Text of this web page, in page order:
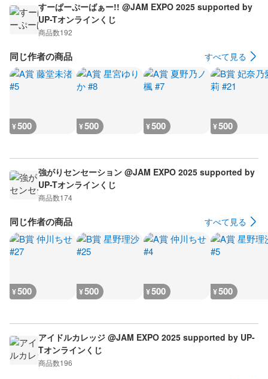
すーぱーぷーばぁー!! @JAM EXPO 2025 supported by
UP-Tオンラインくじ
商品数192
同じ作者の商品 すべて見る
¥500 ¥500 ¥500 ¥500
強がりセンセーション @JAM EXPO 2025 supported by
UP-Tオンラインくじ
商品数174
同じ作者の商品 すべて見る
¥500 ¥500 ¥500 ¥500
アイドルカレッジ @JAM EXPO 2025 supported by UP-
Tオンラインくじ
商品数196